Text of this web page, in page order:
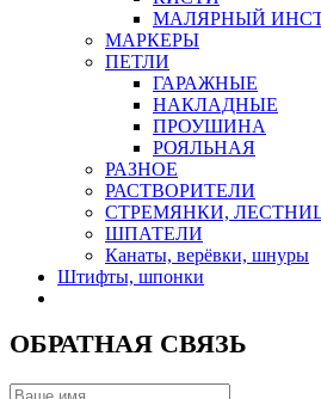
МАЛЯРНЫЙ
МАРКЕРЫ
ПЕТЛИ
ГАРАЖНЫЕ
НАКЛАДНЫЕ
ПРОУШИНА
РОЯЛЬНАЯ
РАЗНОЕ
РАСТВОРИТЕЛИ
СТРЕМЯНКИ,
ШПАТЕЛИ
Канаты, верёвки, шнуры
Штифты, шпонки
ОБРАТНАЯ СВЯЗЬ